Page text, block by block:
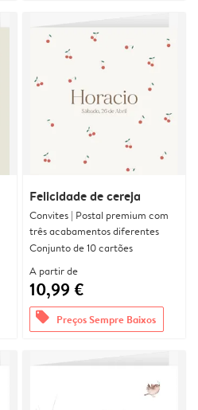
Felicidade de cereja
Convites | Postal premium com
três acabamentos diferentes
Conjunto de 10 cartões
A partir de
10,99 €
offers Preços Sempre Baixos